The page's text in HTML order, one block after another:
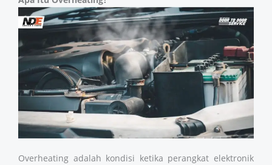
Overheating adalah kondisi ketika perangkat elektronik